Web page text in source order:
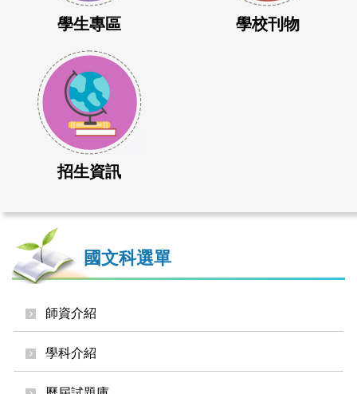
學生專區 學校刊物
招生資訊
國文科選單
師資介紹
學科介紹